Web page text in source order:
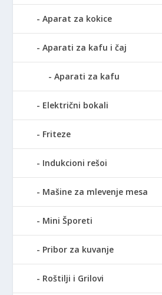
Aparat za kokice
Aparati za kafu i čaj
Aparati za kafu
Električni bokali
Friteze
Indukcioni rešoi
Mašine za mlevenje mesa
Mini Šporeti
Pribor za kuvanje
Roštilji i Grilovi